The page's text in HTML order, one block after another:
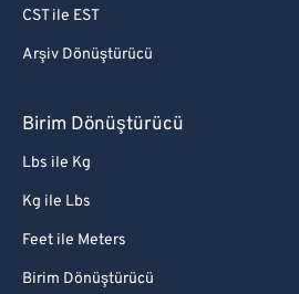
CST ile EST
Arşiv Dönüştürücü
Birim Dönüştürücü
Lbs ile Kg
Kg ile Lbs
Feet ile Meters
Birim Dönüştürücü